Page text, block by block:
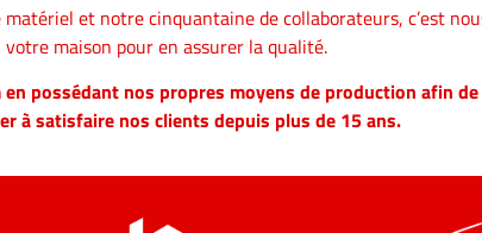
et notre cinquantaine de collaborateurs, c’est
votre maison pour en assurer la qualité.
possédant nos propres moyens de production afin
à satisfaire nos clients depuis plus de 15 ans.